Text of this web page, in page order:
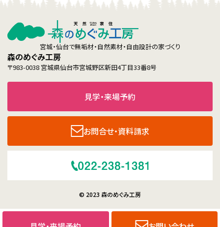
宮城・仙台で無垢材・自然素材・自由設計の家づくり
森のめぐみ工房
〒983-0038 宮城県仙台市宮城野区新田4丁目33番8号
見学・来場予約
お問合せ・資料請求
© 2023 森のめぐみ工房